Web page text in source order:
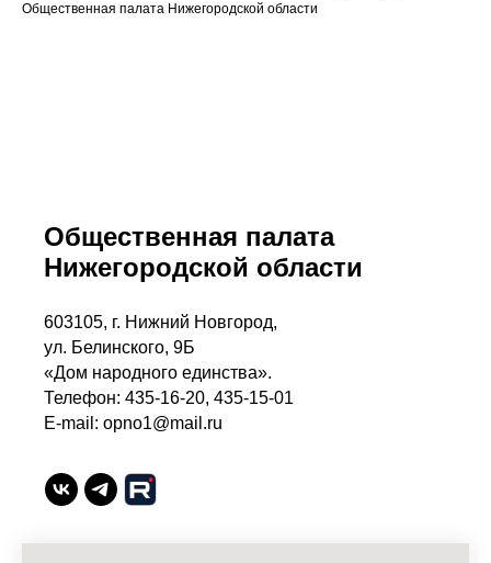
Общественная палата Нижегородской области
Общественная палата
Нижегородской области
603105, г. Нижний Новгород,
ул. Белинского, 9Б
«Дом народного единства».
Телефон: 435-16-20, 435-15-01
E-mail: opno1@mail.ru